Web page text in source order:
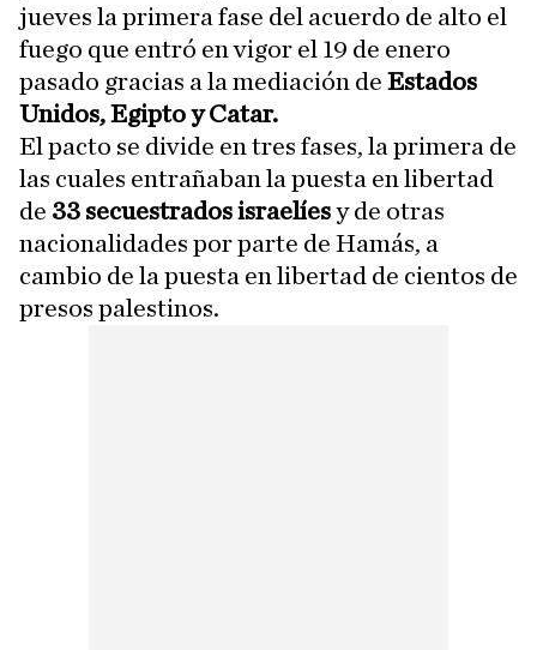
jueves la primera fase del acuerdo de alto el
fuego que entró en vigor el 19 de enero
pasado gracias a la mediación de Estados
Unidos, Egipto y Catar.
El pacto se divide en tres fases, la primera de
las cuales entrañaban la puesta en libertad
de 33 secuestrados israelíesy de otras
nacionalidades por parte de Hamás, a
cambio de la puesta en libertad de cientos de
presos palestinos.